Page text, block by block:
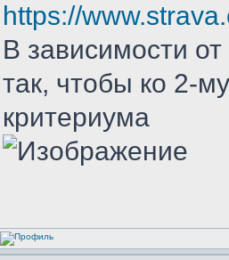
https://
В зависимости
так, чтобы ко 2-
критериума